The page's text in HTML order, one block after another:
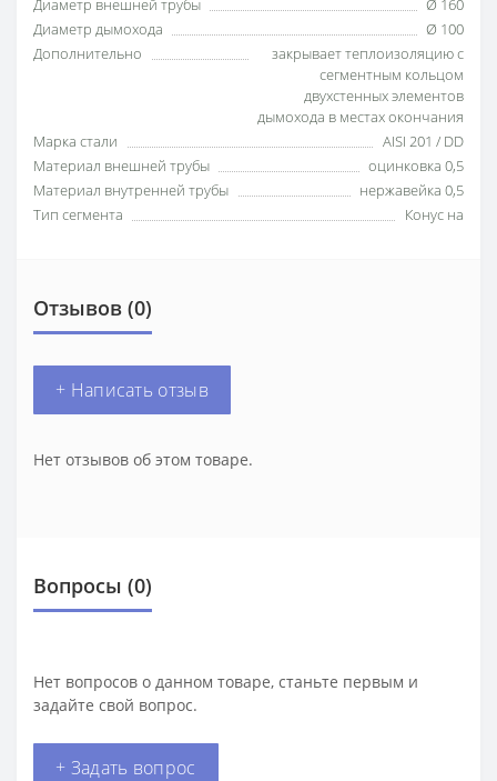
Диаметр внешней трубы
Ø 160
Диаметр дымохода
Ø 100
Дополнительно
закрывает теплоизоляцию с
сегментным кольцом
двухстенных элементов
дымохода в местах окончания
Марка стали
AISI 201 / DD
Материал внешней трубы
оцинковка 0,5
Материал внутренней трубы
нержавейка 0,5
Тип сегмента
Конус на
Отзывов (0)
+ Написать отзыв
Нет отзывов об этом товаре.
Вопросы (0)
Нет вопросов о данном товаре, станьте первым и
задайте свой вопрос.
+ Задать вопрос